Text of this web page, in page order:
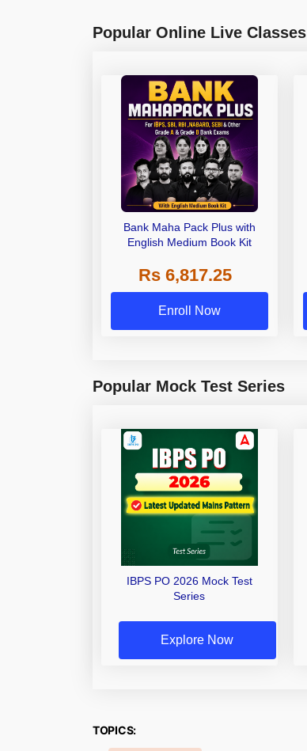
Popular Online Live Classes
Bank Maha Pack Plus with
English Medium Book Kit
Rs 6,817.25
Enroll Now
Popular Mock Test Series
IBPS PO 2026 Mock Test
Series
Explore Now
TOPICS: